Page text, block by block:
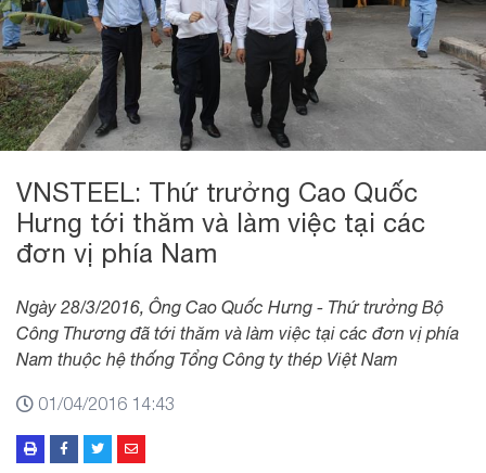
VNSTEEL: Thứ trưởng Cao Quốc
Hưng tới thăm và làm việc tại các
đơn vị phía Nam
Ngày 28/3/2016, Ông Cao Quốc Hưng - Thứ trưởng Bộ
Công Thương đã tới thăm và làm việc tại các đơn vị phía
Nam thuộc hệ thống Tổng Công ty thép Việt Nam
01/04/2016 14:43